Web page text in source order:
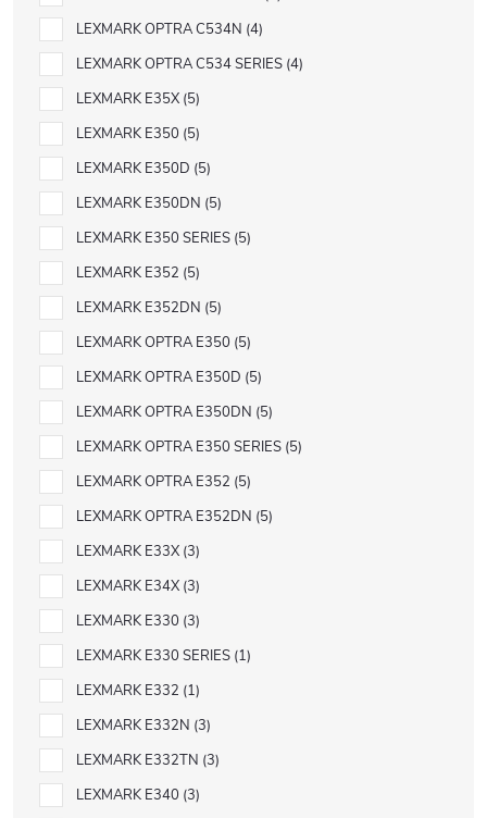
LEXMARK OPTRA C534N 4
LEXMARK OPTRA C534 SERIES 4
LEXMARK E35X 5
LEXMARK E350 5
LEXMARK E350D 5
LEXMARK E350DN 5
LEXMARK E350 SERIES 5
LEXMARK E352 5
LEXMARK E352DN 5
LEXMARK OPTRA E350 5
LEXMARK OPTRA E350D 5
LEXMARK OPTRA E350DN 5
LEXMARK OPTRA E350 SERIES 5
LEXMARK OPTRA E352 5
LEXMARK OPTRA E352DN 5
LEXMARK E33X 3
LEXMARK E34X 3
LEXMARK E330 3
LEXMARK E330 SERIES 1
LEXMARK E332 1
LEXMARK E332N 3
LEXMARK E332TN 3
LEXMARK E340 3